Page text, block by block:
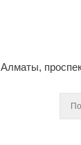
Алматы,